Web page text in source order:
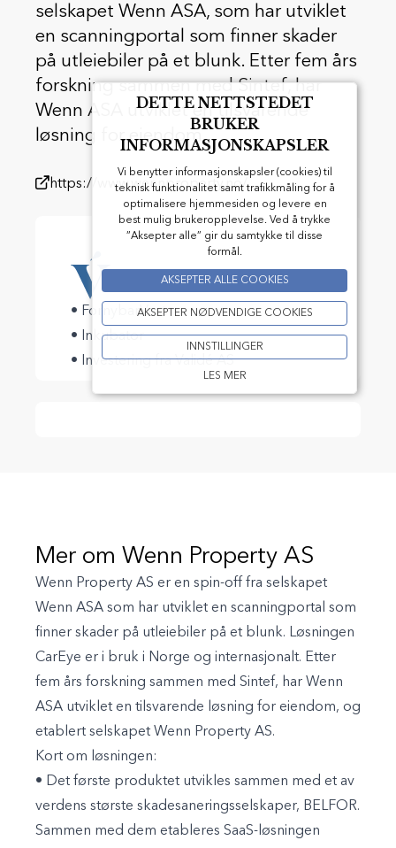
selskapet Wenn ASA, som har utviklet
en scanningportal som finner skader
på utleiebiler på et blunk. Etter fem års
forskning sammen med Sintef, har
Wenn ASA utviklet en tilsvarende
løsning for eiendom.
https://www.wennproperty.no/
Vårt bidrag
• FornybarVest
• Inkubator
• Investering fra Validé AS
Mer om Wenn Property AS
Wenn Property AS er en spin-off fra selskapet
Wenn ASA som har utviklet en scanningportal som
finner skader på utleiebiler på et blunk. Løsningen
CarEye er i bruk i Norge og internasjonalt. Etter
fem års forskning sammen med Sintef, har Wenn
ASA utviklet en tilsvarende løsning for eiendom, og
etablert selskapet Wenn Property AS.
Kort om løsningen:
• Det første produktet utvikles sammen med et av
verdens største skadesaneringsselskaper, BELFOR.
Sammen med dem etableres SaaS-løsningen
DETTE NETTSTEDET
BRUKER
INFORMASJONSKAPSLER
Vi benytter informasjonskapsler (cookies) til
teknisk funktionalitet samt trafikkmåling for å
optimalisere hjemmesiden og levere en
best mulig brukeropplevelse. Ved å trykke
”Aksepter alle” gir du samtykke til disse
formål.
AKSEPTER ALLE COOKIES
AKSEPTER NØDVENDIGE COOKIES
INNSTILLINGER
LES MER